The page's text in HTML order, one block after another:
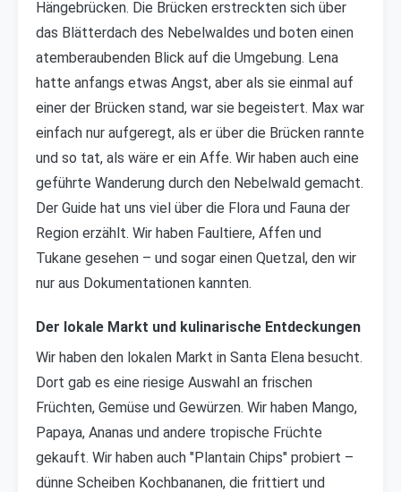
Hängebrücken. Die Brücken erstreckten sich über
das Blätterdach des Nebelwaldes und boten einen
atemberaubenden Blick auf die Umgebung. Lena
hatte anfangs etwas Angst, aber als sie einmal auf
einer der Brücken stand, war sie begeistert. Max war
einfach nur aufgeregt, als er über die Brücken rannte
und so tat, als wäre er ein Affe. Wir haben auch eine
geführte Wanderung durch den Nebelwald gemacht.
Der Guide hat uns viel über die Flora und Fauna der
Region erzählt. Wir haben Faultiere, Affen und
Tukane gesehen – und sogar einen Quetzal, den wir
nur aus Dokumentationen kannten.
Der lokale Markt und kulinarische Entdeckungen
Wir haben den lokalen Markt in Santa Elena besucht.
Dort gab es eine riesige Auswahl an frischen
Früchten, Gemüse und Gewürzen. Wir haben Mango,
Papaya, Ananas und andere tropische Früchte
gekauft. Wir haben auch "Plantain Chips" probiert –
dünne Scheiben Kochbananen, die frittiert und